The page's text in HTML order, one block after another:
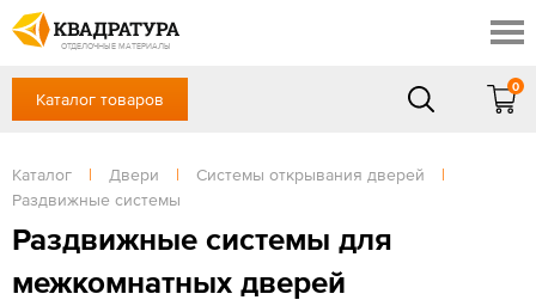
ОТДЕЛОЧНЫЕ МАТЕРИАЛЫ
Профи
Акции
Готовые решения
Доставка и оплата
Отзывы
+7 918 999 1656
Сб, Вс — выходной
ЗАКАЗАТЬ ЗВОНОК
Вход / Регистрация
Каталог товаров
0
Каталог | Двери | Системы открывания дверей
|
Раздвижные системы
Раздвижные системы для
межкомнатных дверей